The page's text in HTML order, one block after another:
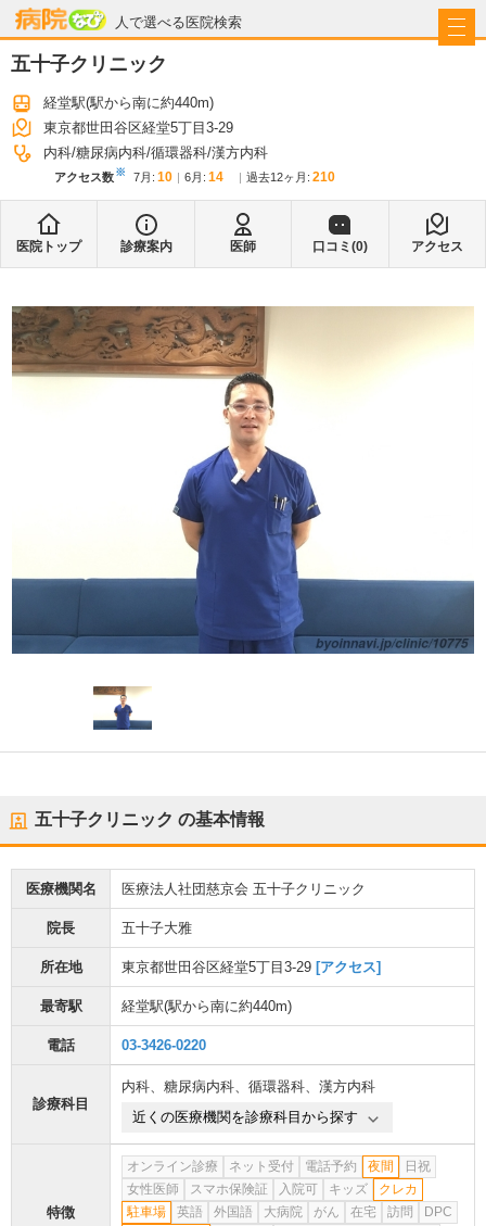
人で選べる医院検索
病院なび
五十子クリニック
経堂駅(駅から南に約440m)
東京都世田谷区経堂5丁目3-29
内科 糖尿病内科 循環器科 漢方内科
アクセス数※ 7月 : 10 6月 : 14 過去12ヶ月: 210
医院トップ 診療案内 医師 口コミ(0) アクセス
五十子クリニック の基本情報
医療機関名 医療法人社団慈京会 五十子クリニック
院長 五十子大雅
所在地 東京都世田谷区経堂5丁目3-29 [アクセス]
最寄駅 経堂駅(駅から南に約440m)
電話 03-3426-0220
診療科目
内科、 糖尿病内科、 循環器科、 漢方内科
近くの医療機関を診療科目から探す
特徴
オンライン診療 ネット受付 電話予約 夜間
日祝
女性医師
スマホ保険証 入院可 キッズ
クレカ
駐車場
英語 外国語 大病院 がん 在宅 訪問
DPC